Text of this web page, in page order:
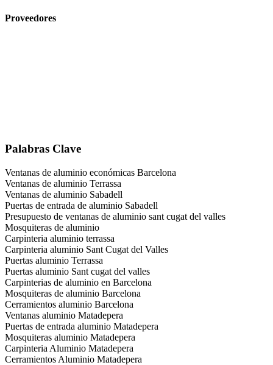
Proveedores
Palabras Clave
Ventanas de aluminio económicas Barcelona
Ventanas de aluminio Terrassa
Ventanas de aluminio Sabadell
Puertas de entrada de aluminio Sabadell
Presupuesto de ventanas de aluminio sant cugat del valles
Mosquiteras de aluminio
Carpinteria aluminio terrassa
Carpinteria aluminio Sant Cugat del Valles
Puertas aluminio Terrassa
Puertas aluminio Sant cugat del valles
Carpinterias de aluminio en Barcelona
Mosquiteras de aluminio Barcelona
Cerramientos aluminio Barcelona
Ventanas aluminio Matadepera
Puertas de entrada aluminio Matadepera
Mosquiteras aluminio Matadepera
Carpinteria Aluminio Matadepera
Cerramientos Aluminio Matadepera